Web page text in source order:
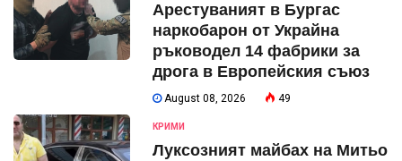
Арестуваният в Бургас
наркобарон от Украйна
ръководел 14 фабрики за
дрога в Европейския съюз
August 08, 2026 49
КРИМИ
Луксозният майбах на Митьо